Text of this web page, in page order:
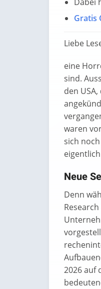
Gratis
Liebe
eine
sind.
den
waren
sich
Neue
Denn
2026 auf